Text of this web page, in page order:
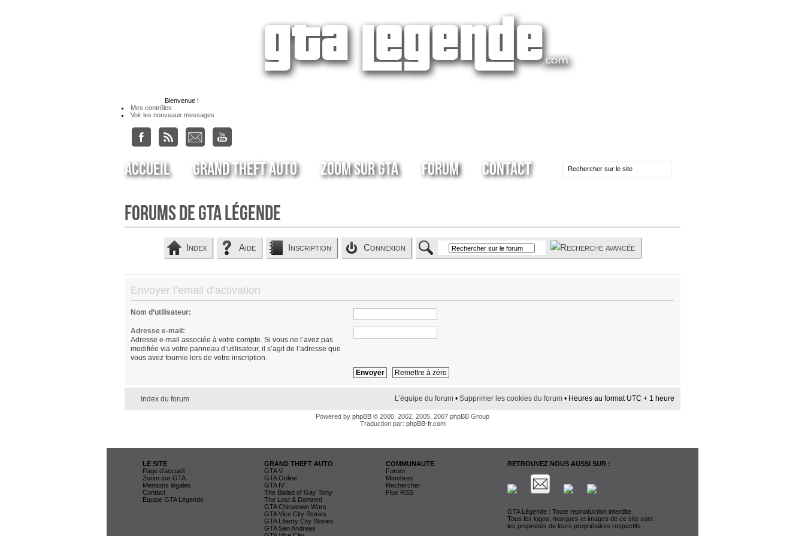
Bienvenue !
Mes contrôles
Voir les nouveaux messages
Accueil Grand Theft Auto Zoom sur GTA Forum Contact
Forums de GTA Légende
Index Aide Inscription Connexion
Envoyer l’email d’activation
Nom d’utilisateur:
Adresse e-mail:
Adresse e-mail associée à votre compte. Si vous ne l’avez pas
modifiée via votre panneau d’utilisateur, il s’agit de l’adresse que
vous avez fournie lors de votre inscription.
Index du forum L’équipe du forum • Supprimer les cookies du forum • Heures au format UTC + 1 heure
Powered by phpBB © 2000, 2002, 2005, 2007 phpBB Group
Traduction par: phpBB-fr.com
LE SITE
Page d'accueil
Zoom sur GTA
Mentions légales
Contact
Equipe GTA Légende
GRAND THEFT AUTO
GTA V
GTA Online
GTA IV
The Ballad of Gay Tony
The Lost & Damned
GTA Chinatown Wars
GTA Vice City Stories
GTA Liberty City Stories
GTA San Andreas
COMMUNAUTE
Forum
Membres
Rechercher
Flux RSS
RETROUVEZ NOUS AUSSI SUR :
GTA Légende : Toute reproduction interdite
Tous les logos, marques et images de ce site sont
les propriétés de leurs propriétaires respectifs